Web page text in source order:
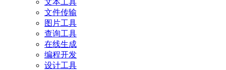
文本工具
文件传输
图片工具
查询工具
在线生成
编程开发
设计工具